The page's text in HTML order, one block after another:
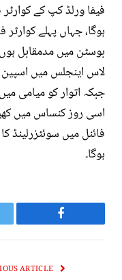
ہوگا، جہاں پہلے
لاس اینجلس میں اسپین
جبکہ اتوار کو میامی
اسی روز کنساس میں
فائنل میں سوئٹزرلینڈ
ہوگا۔
Facebook